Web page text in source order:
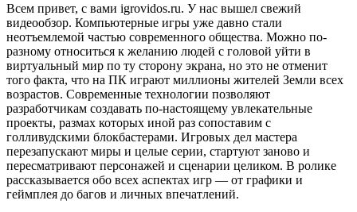
Всем привет, с вами igrovidos.ru. У нас вышел свежий
видеообзор. Компьютерные игры уже давно стали
неотъемлемой частью современного общества. Можно по-
разному относиться к желанию людей с головой уйти в
виртуальный мир по ту сторону экрана, но это не отменит
того факта, что на ПК играют миллионы жителей Земли всех
возрастов. Современные технологии позволяют
разработчикам создавать по-настоящему увлекательные
проекты, размах которых иной раз сопоставим с
голливудскими блокбастерами. Игровых дел мастера
перезапускают миры и целые серии, стартуют заново и
пересматривают персонажей и сценарии целиком. В ролике
рассказывается обо всех аспектах игр — от графики и
геймплея до багов и личных впечатлений.